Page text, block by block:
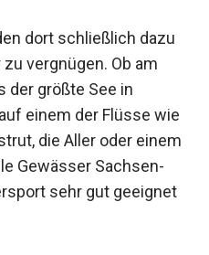
dort schließlich dazu
vergnügen. Ob am
der größte See in
einem der Flüsse wie
die Aller oder einem
Gewässer Sachsen-
sehr gut geeignet